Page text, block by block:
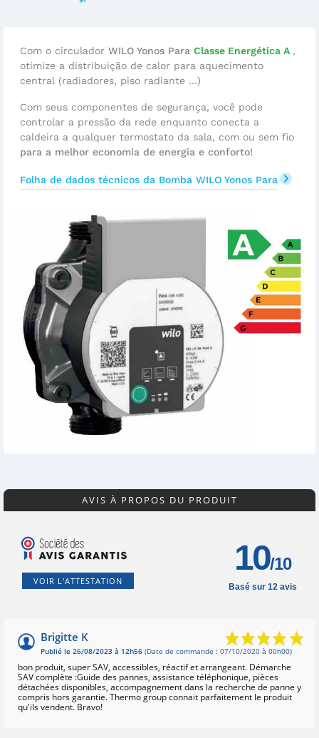
Com o circulador WILO Yonos Para Classe Energética A ,
otimize a distribuição de calor para aquecimento
central (radiadores, piso radiante ...)
Com seus componentes de segurança, você pode
controlar a pressão da rede enquanto conecta a
caldeira a qualquer termostato da sala, com ou sem fio
para a melhor economia de energia e conforto!
Folha de dados técnicos da Bomba WILO Yonos Para
AVIS À PROPOS DU PRODUIT
VOIR L'ATTESTATION
10/10
Basé sur 12 avis
Brigitte K
Publié le 26/08/2023 à 12h56 (Date de commande : 07/10/2020 à 00h00)
bon produit, super SAV, accessibles, réactif et arrangeant. Démarche
SAV complète :Guide des pannes, assistance téléphonique, pièces
détachées disponibles, accompagnement dans la recherche de panne y
compris hors garantie. Thermo group connait parfaitement le produit
qu'ils vendent. Bravo!